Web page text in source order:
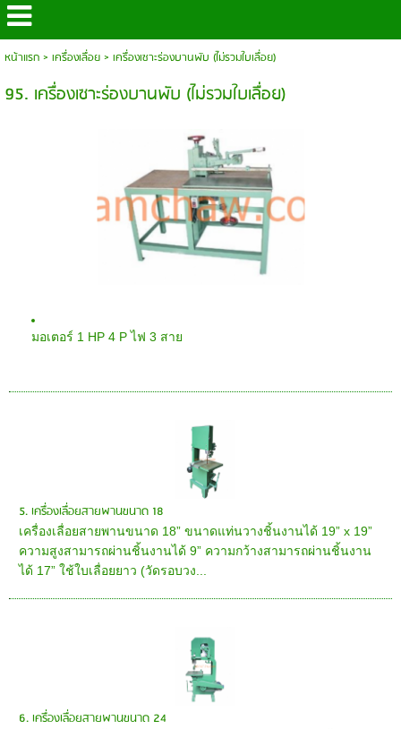
หน้าแรก> เครื่องเลื่อย> เครื่องเซาะร่องบานพับ (ไม่รวมใบเลื่อย)
95. เครื่องเซาะร่องบานพับ (ไม่รวมใบเลื่อย)
มอเตอร์ 1 HP 4 Pไฟ 3 สาย
5. เครื่องเลื่อยสายพานขนาด 18
เครื่องเลื่อยสายพานขนาด 18” ขนาดแท่นวางชิ้นงานได้ 19” x 19”
ความสูงสามารถผ่านชิ้นงานได้ 9” ความกว้างสามารถผ่านชิ้นงาน
ได้ 17” ใช้ใบเลื่อยยาว (วัดรอบวง...
6. เครื่องเลื่อยสายพานขนาด 24